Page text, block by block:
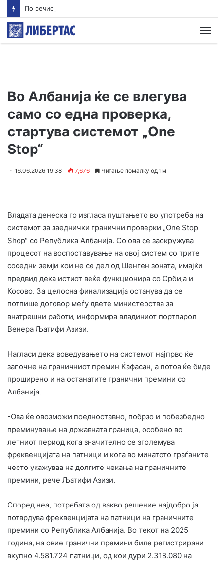
Во Албанија ќе се влегува
само со една проверка,
стартува системот „One
Stop“
16.06.2026 19:38 7,676 Читање помалку од 1м
Владата денеска го изгласа пуштањето во употреба на
системот за заеднички гранични проверки „One Stop
Shop“ со Република Албанија. Со ова се заокружува
процесот на воспоставување на овој систем со трите
соседни земји кои не се дел од Шенген зоната, имајќи
предвид дека истиот веќе функционира со Србија и
Косово. За целосна финализација останува да се
потпише договор меѓу двете министерства за
внатрешни работи, информира владиниот портпарол
Венера Љатифи Азизи.
Нагласи дека воведувањето на системот најпрво ќе
започне на граничниот премин Ќафасан, а потоа ќе биде
проширено и на останатите гранични премини со
Албанија.
-Ова ќе овозможи поедноставно, побрзо и побезбедно
преминување на државната граница, особено во
летниот период кога значително се зголемува
фреквенцијата на патници и кога во минатото граѓаните
често укажуваа на долгите чекања на граничните
премини, рече Љатифи Азизи.
Според неа, потребата од вакво решение најдобро ја
потврдува фреквенцијата на патници на граничните
премини со Република Албанија. Во текот на 2025
година, на овие гранични премини биле регистрирани
вкупно 4.581.724 патници, од кои дури 2.318.080 на